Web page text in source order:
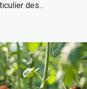
des...